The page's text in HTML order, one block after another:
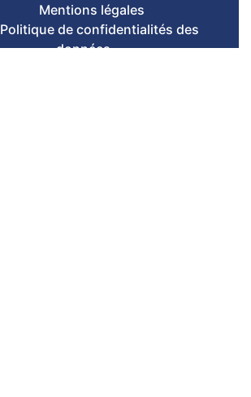
Mentions légales
Politique de confidentialités des
données